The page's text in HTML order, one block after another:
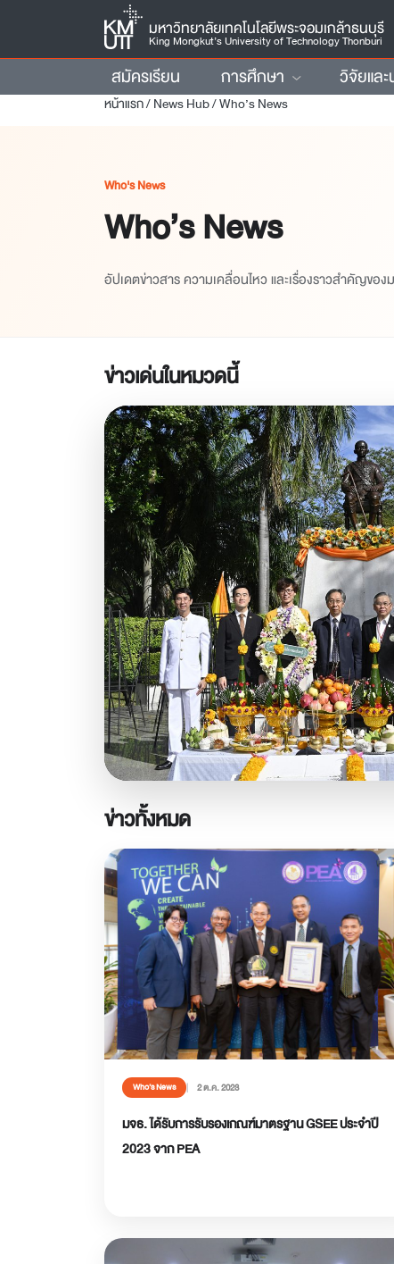
มหาวิทยาลัยเทคโนโลยีพระจอมเกล้าธนบุรี
King Mongkut’s University of Technology Thonburi
สมัครเรียน การศึกษา วิจัยแล
หน้าแรก/News Hub/Who’s News
Who's News
Who’s News
อัปเดตข่าวสาร ความเคลื่อนไหว และเรื่องราวสำคัญขอ
ข่าวเด่นในหมวดนี้
ข่าวทั้งหมด
Who’s News 2 ต.ค. 2023
มจธ. ได้รับการรับรองเกณฑ์มาตรฐาน GSEE ประจำปี
2023 จาก PEA